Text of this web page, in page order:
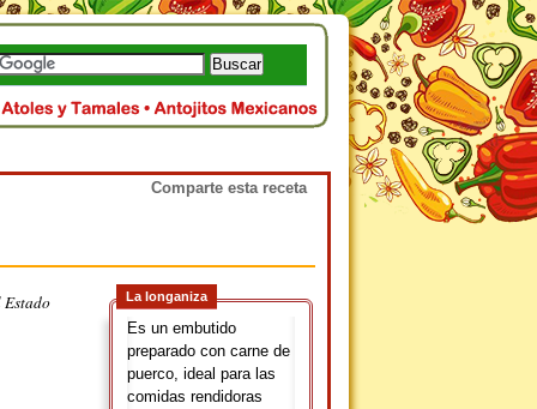
La longaniza
Es un embutido
preparado con carne de
puerco, ideal para las
comidas rendidoras
Comparte esta receta